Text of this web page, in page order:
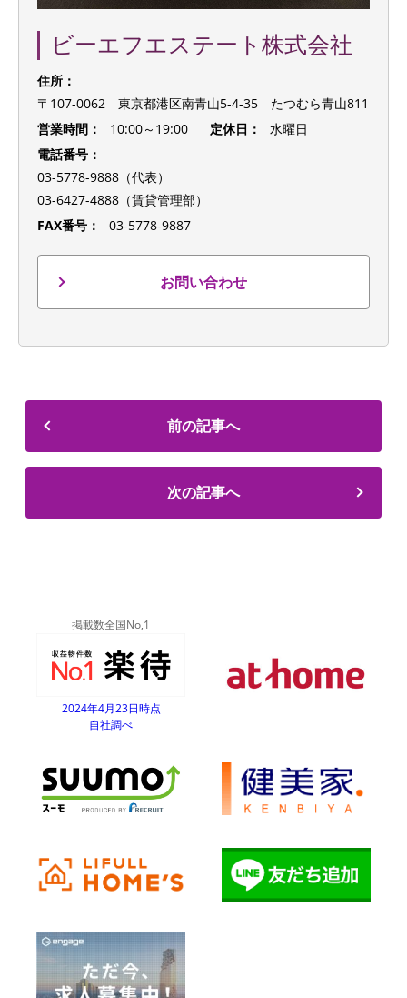
ビーエフエステート株式会社
住所：
〒107-0062 東京都港区南青山5-4-35 たつむら青山811
営業時間：
10:00～19:00 定休日：
水曜日
電話番号：
03-5778-9888（代表）
03-6427-4888（賃貸管理部）
FAX番号：
03-5778-9887
お問い合わせ
前の記事へ
次の記事へ
掲載数全国No,1
2024年4月23日時点
自社調べ